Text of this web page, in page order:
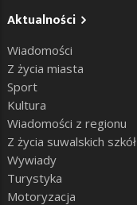
Aktualności
Wiadomości
Z życia miasta
Sport
Kultura
Wiadomości z regionu
Z życia suwalskich szkół
Wywiady
Turystyka
Motoryzacja